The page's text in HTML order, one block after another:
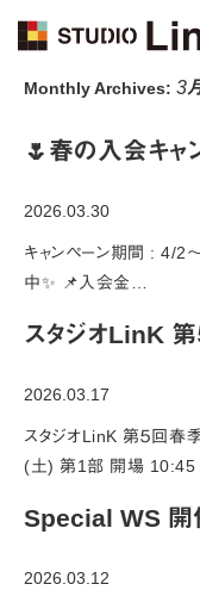
Monthly Archives: 3
🌷春の入会キャ
2026.03.30
キャンペーン期間 : 4/2
中✨ 📌入会金…
スタジオLinK 第
2026.03.17
スタジオLinK 第５回春
(土) 第1部 開場
Special WS 開
2026.03.12